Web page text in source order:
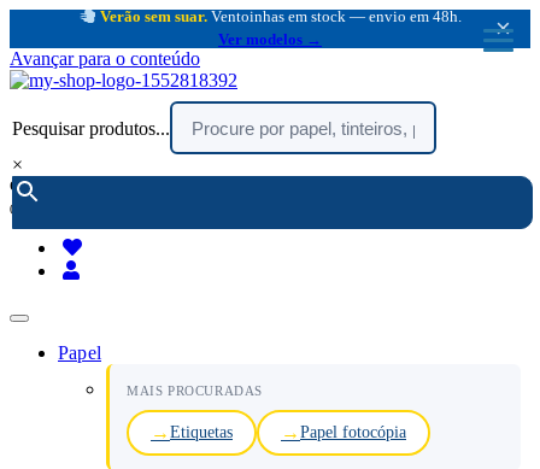
Verão sem suar.Ventoinhas em stock — envio em 48h.
Ver modelos →
×
Avançar para o conteúdo
Pesquisar produtos...
×
encomendar por telefone :
(chamada rede fixa nacional)
Papel
MAIS PROCURADAS
Etiquetas Papel fotocópia